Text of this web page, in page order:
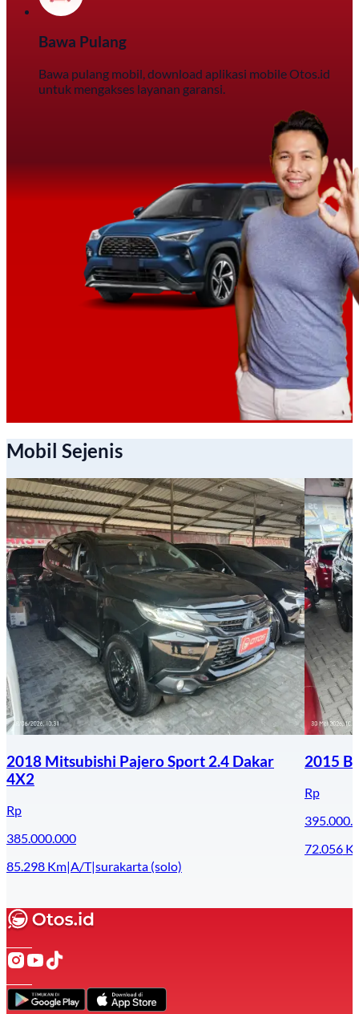
Bawa Pulang
Bawa pulang mobil, download aplikasi mobile Otos.id
untuk mengakses layanan garansi.
Mobil Sejenis
2018 Mitsubishi Pajero Sport 2.4 Dakar
4X2
Rp
385.000.000
85.298 Km|A/T|surakarta (solo)
2015
Rp
72.056